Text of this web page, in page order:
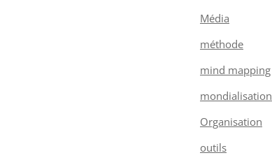
Média
méthode
mind mapping
mondialisation
Organisation
outils